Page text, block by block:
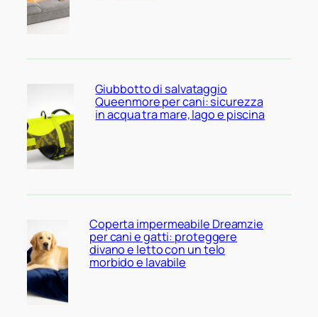
Giubbotto di salvataggio
Queenmore per cani: sicurezza
in acqua tra mare, lago e piscina
Coperta impermeabile Dreamzie
per cani e gatti: proteggere
divano e letto con un telo
morbido e lavabile